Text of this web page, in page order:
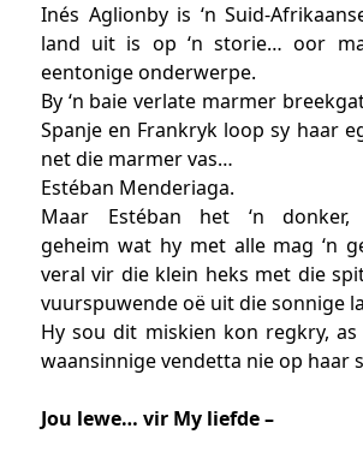
Inés Aglionby is ‘n Suid-
land uit is op ‘n storie… oor
eentonige onderwerpe.
By ‘n baie verlate marmer
Spanje en Frankryk loop sy haar
net die marmer vas…
Estéban Menderiaga.
Maar Estéban het ‘n donker,
geheim wat hy met alle mag ‘n
veral vir die klein heks met die
vuurspuwende oë uit die sonnige
Hy sou dit miskien kon regkry, as
waansinnige vendetta nie op haar
Jou lewe… vir My liefde –